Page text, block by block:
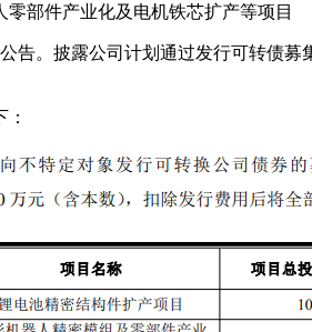
部件产业化及电机铁芯扩产等项目
告。披露公司计划通过发行可转债